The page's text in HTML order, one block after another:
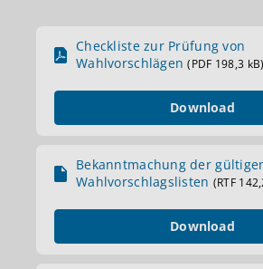
Checkliste zur Prüfung von
Wahlvorschlägen(PDF 198,3 kB)
Download
Bekanntmachung der
Wahlvorschlagslisten (RTF
Download